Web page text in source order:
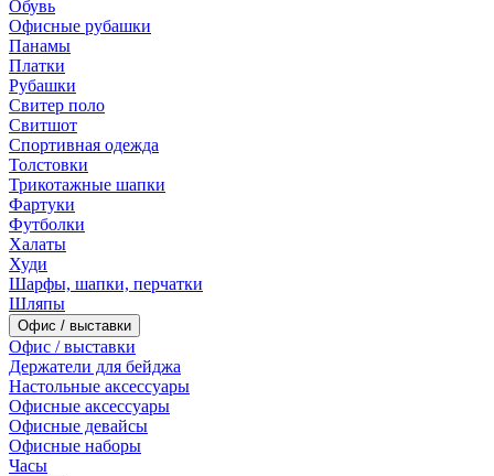
Обувь
Офисные рубашки
Панамы
Платки
Рубашки
Свитер поло
Свитшот
Спортивная одежда
Толстовки
Трикотажные шапки
Фартуки
Футболки
Халаты
Худи
Шарфы, шапки, перчатки
Шляпы
Офис / выставки
Офис / выставки
Держатели для бейджа
Настольные аксессуары
Офисные аксессуары
Офисные девайсы
Офисные наборы
Часы